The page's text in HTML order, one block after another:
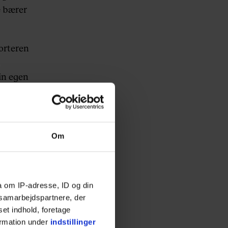
Om
om IP-adresse, ID og din
der
indhold, foretage
under indstillinger
bærer
egen
gør,